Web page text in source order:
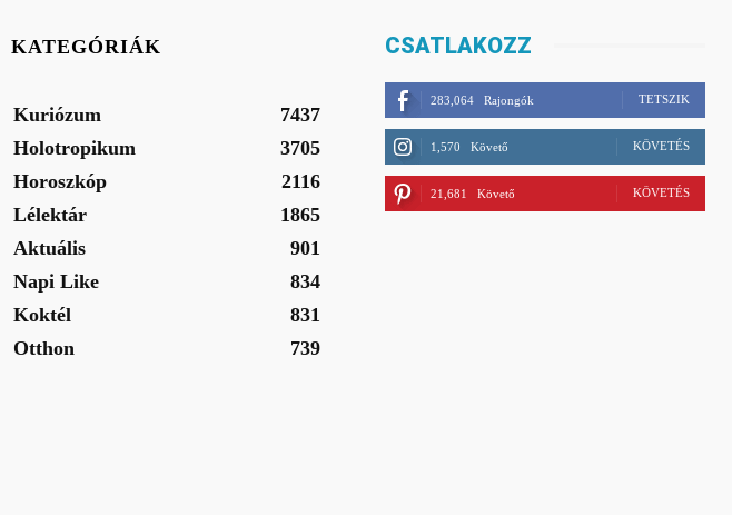
KATEGÓRIÁK
Kuriózum
7437
Holotropikum
3705
Horoszkóp
2116
Lélektár
1865
Aktuális
901
Napi Like
834
Koktél
831
Otthon
739
CSATLAKOZZ
283,064 Rajongók TETSZIK
1,570 Követő KÖVETÉS
21,681 Követő KÖVETÉS